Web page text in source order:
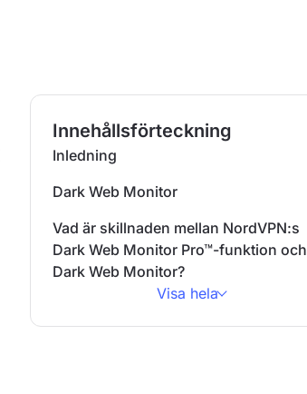
Innehållsförteckning
Inledning
Dark Web Monitor
Vad är skillnaden mellan NordVPN:s
Dark Web Monitor Pro™-funktion och
Dark Web Monitor?
Visa hela